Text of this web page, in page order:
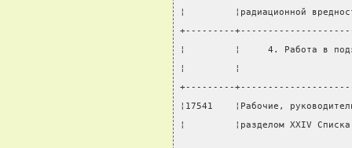
¦         ¦радиационной
+---------
¦         ¦     4. Работа в
¦         ¦
+---------
¦17541    ¦Рабочие,
¦         ¦разделом XXIV Списка